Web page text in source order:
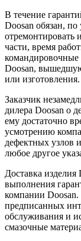
В течение
Doosan обязан,
отремонтировать
части, время
командировочные
Doosan, вышедшую
или изготовления.
Заказчик
дилера Doosan о
ему достаточно
усмотрению
дефектных узлов
любое другое
Доставка изделия
выполнения
компании
предписанных
обслуживания и
смазочные